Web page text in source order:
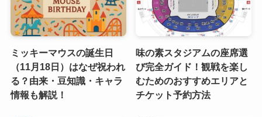
ミッキーマウスの誕生日
（11月18日）はなぜ祝われ
る？由来・豆知識・キャラ
情報も解説！
味の素スタジアムの座席選
び完全ガイド！観戦を楽し
むためのおすすめエリアと
チケット予約方法